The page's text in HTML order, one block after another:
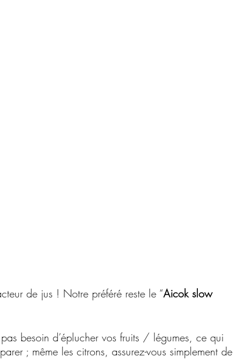
de jus ! Notre préféré reste le “Aicok slow
besoin d’éplucher vos fruits / légumes, ce qui
; même les citrons, assurez-vous simplement de